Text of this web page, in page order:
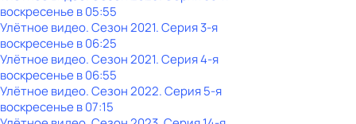
воскресенье в05:55
Улётное видео. Сезон 2021. Серия 3-я
воскресенье в06:25
Улётное видео. Сезон 2021. Серия 4-я
воскресенье в06:55
Улётное видео. Сезон 2022. Серия 5-я
воскресенье в07:15